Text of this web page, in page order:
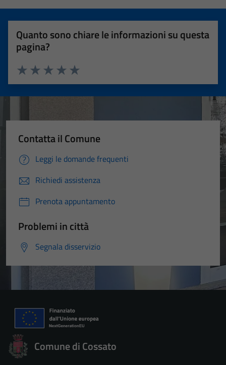
Quanto sono chiare le informazioni su questa
pagina?
Valuta 5 stelle su 5
Valuta 4 stelle su 5
Valuta 3 stelle su 5
Valuta 2 stelle su 5
Valuta 1 stelle su 5
Contatta il Comune
Leggi le domande frequenti
Richiedi assistenza
Prenota appuntamento
Problemi in città
Segnala disservizio
Comune di Cossato